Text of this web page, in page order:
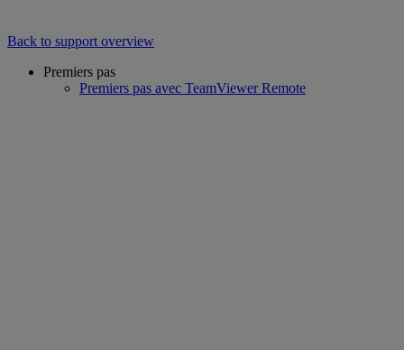
Back to support overview
Premiers pas
Premiers pas avec TeamViewer Remote